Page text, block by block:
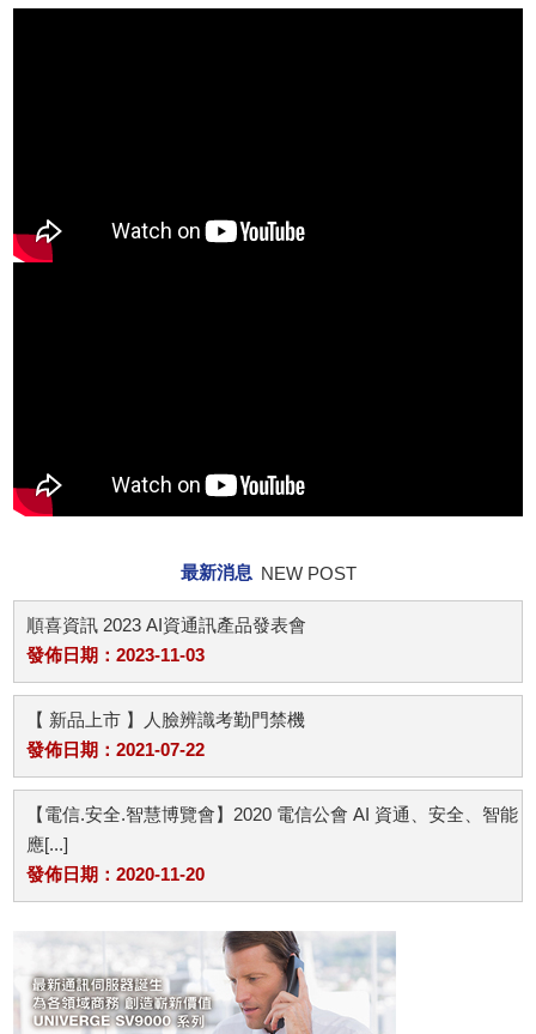
最新消息 NEW POST
順喜資訊 2023 AI資通訊產品發表會
發佈日期：2023-11-03
【 新品上市 】人臉辨識考勤門禁機
發佈日期：2021-07-22
【電信.安全.智慧博覽會】2020 電信公會 AI 資通、安全、智能
應[...]
發佈日期：2020-11-20